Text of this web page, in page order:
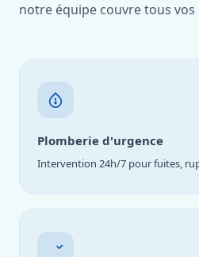
notre équipe couvre tous vos
Plomberie d'urgence
Intervention 24h/7 pour fuites,